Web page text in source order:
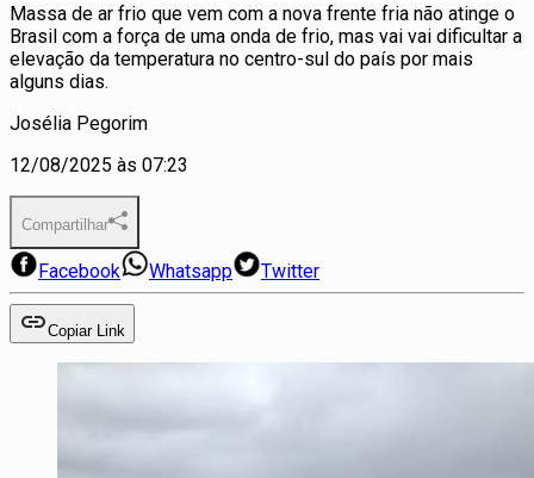
Massa de ar frio que vem com a nova frente fria não atinge o
Brasil com a força de uma onda de frio, mas vai vai dificultar a
elevação da temperatura no centro-sul do país por mais
alguns dias.
Josélia Pegorim
12/08/2025 às 07:23
Compartilhar
Facebook Whatsapp Twitter
Copiar Link